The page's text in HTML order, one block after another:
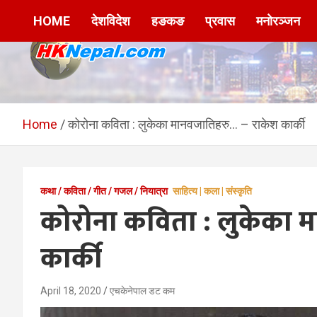
HKNepal.com –
हङकङबाट सञ्चालित पहिलो
नेपाली अनलाईन पत्रिका
hknepal, hknepal.com, hk nepal, hk nepal com
HOME देशविदेश हङकङ प्रवास मनोरञ्जन
Home कोरोना कविता : लुकेका मानवजातिहरु… – राकेश कार्की
कथा / कविता / गीत / गजल / नियात्रा साहित्य | कला | संस्कृति
कोरोना कविता : लुकेका
कार्की
April 18, 2020 एचकेनेपाल डट कम